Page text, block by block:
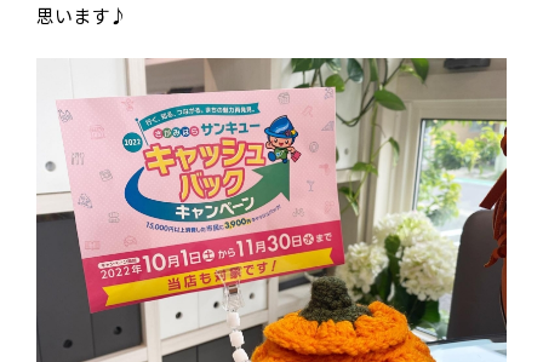
思います♪